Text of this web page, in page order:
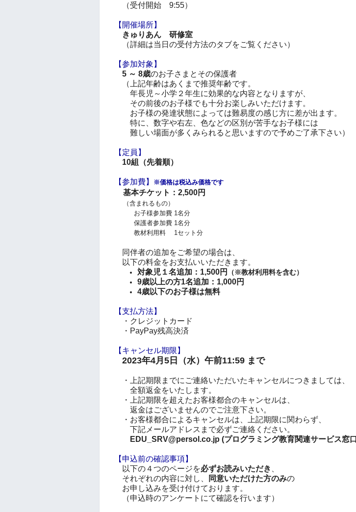
（受付開始 9:55）
【開催場所】
きゅりあん 研修室
（詳細は当日の受付方法のタブをご覧ください）
【参加対象】
5 ～ 8歳のお子さまとその保護者
（上記年齢はあくまで推奨年齢です。
年長児～小学２年生に効果的な内容となりますが、
その前後のお子様でも十分お楽しみいただけます。
お子様の発達状態によっては難易度の感じ方に差が出ます。
特に、数字や右左、色などの区別が苦手なお子様には
難しい場面が多くみられると思いますので予めご了承下さい）
【定員】
10組（先着順）
【参加費】 ※価格は税込み価格です
基本チケット：2,500円
（含まれるもの）
お子様参加費 1名分
保護者参加費 1名分
教材利用料 1セット分
同伴者の追加をご希望の場合は、
以下の料金をお支払いいただきます。
対象児１名追加：1,500円
（※教材利用料を含む）
9歳以上の方1名追加：1,000円
4歳以下のお子様は無料
【支払方法】
・クレジットカード
・PayPay残高決済
【キャンセル期限】
2023年4月5日（水）午前11:59 まで
・上記期限までにご連絡いただいたキャンセルにつきましては、
全額返金をいたします。
・上記期限を超えたお客様都合のキャンセルは、
返金はございませんのでご注意下さい。
・お客様都合によるキャンセルは、上記期限に関わらず、
下記メールアドレスまで必ずご連絡ください。
EDU_SRV@persol.co.jp (プログラミング教育関連サービス窓口
【申込前の確認事項】
以下の４つのページを必ずお読みいただき
それぞれの内容に対し、
同意いただけた方のみの
お申し込みを受け付けております。
（申込時のアンケートにて確認を行います）